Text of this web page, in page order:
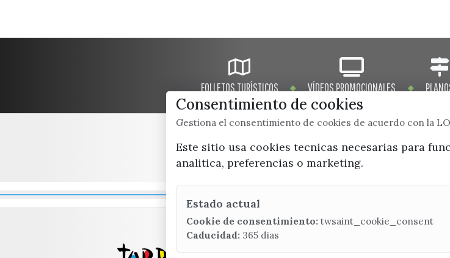
FOLLETOS TURÍSTICOS VÍDEOS PROMOCIONALES
x / twitter
Consentimiento de cookies
Gestiona el consentimiento de cookies de acuerdo con la
Este sitio usa cookies tecnicas necesarias para
analitica, preferencias o marketing.
Estado actual
Cookie de consentimiento: twsaint_cookie_consent
Caducidad: 365 dias